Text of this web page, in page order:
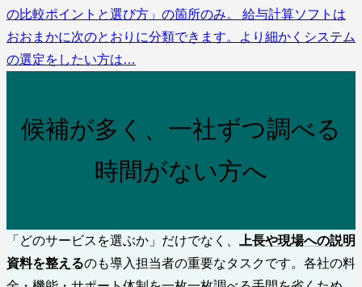
の比較ポイントと選び方」の箇所のみ。 給与計算ソフトは
おおまかに次のとおりに分類できます。より細かくシステム
の選定をしたい方は…
候補が多く、一社ずつ調べる
時間がない方へ
「どのサービスを選ぶか」だけでなく、
上長や現場への説明
資料を整えるのも導入担当者の重要なタスクです。各社の料